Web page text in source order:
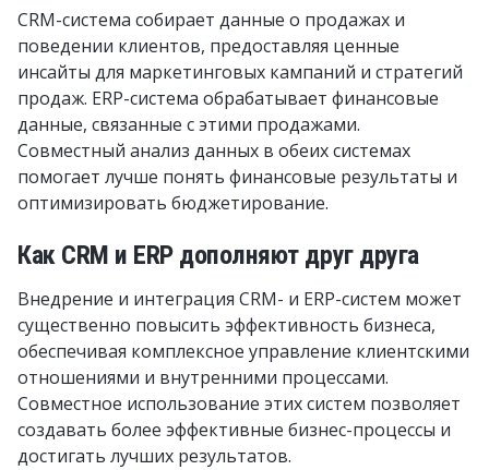
CRM-система собирает данные о продажах и
поведении клиентов, предоставляя ценные
инсайты для маркетинговых кампаний и стратегий
продаж. ERP-система обрабатывает финансовые
данные, связанные с этими продажами.
Совместный анализ данных в обеих системах
помогает лучше понять финансовые результаты и
оптимизировать бюджетирование.
Как CRM и ERP дополняют друг друга
Внедрение и интеграция CRM- и ERP-систем может
существенно повысить эффективность бизнеса,
обеспечивая комплексное управление клиентскими
отношениями и внутренними процессами.
Совместное использование этих систем позволяет
создавать более эффективные бизнес-процессы и
достигать лучших результатов.